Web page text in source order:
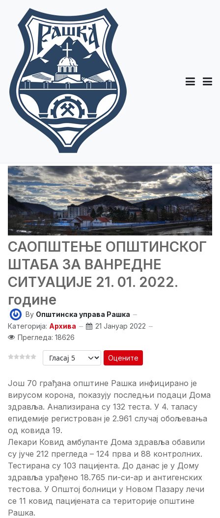
САОПШТЕЊЕ ОПШТИНСКОГ
ШТАБА ЗА ВАНРЕДНЕ
СИТУАЦИЈЕ 21. 01. 2022.
године
By Општинска управа Рашка
Категорија: Архива
21 Јануар 2022
Прегледа: 18626
Оцените
Још 70 грађана општине Рашка инфицирано је
вирусом корона, показују последњи подаци Дома
здравља. Анализирана су 132 теста. У 4. таласу
епидемије регистрован је 2.961 случај обољевања
од ковида 19.
Лекари Ковид амбуланте Дома здравља обавили
су јуче 212 прегледа – 124 прва и 88 контролних.
Тестирана су 103 пацијента. До данас је у Дому
здравља урађено 18.765 пи-си-ар и антигенских
тестова. У Општој болници у Новом Пазару лечи
се 11 ковид пацијената са територије општине
Рашка.